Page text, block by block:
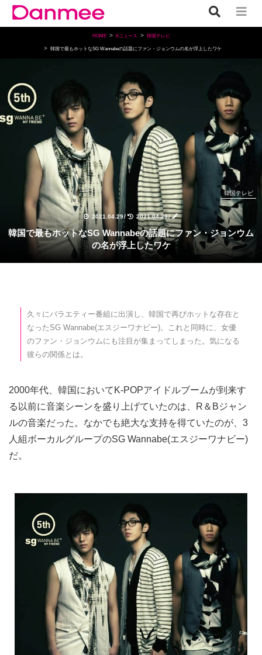
HOME Kニュース 韓国テレビ
韓国で最もホットなSG Wannabeの話題にファン・ジョンウムの名が浮上したワケ
2021.04.29/ 2021.04.29/
韓国テレビ
韓国で最もホットなSG Wannabeの話題にファン・ジョンウム
の名が浮上したワケ
久々にバラエティー番組に出演し、韓国で再びホットな存在と
なったSG Wannabe(エスジーワナビー)。これと同時に、女優
のファン・ジョンウムにも注目が集まってしまった。気になる
彼らの関係とは。
2000年代、韓国においてK-POPアイドルブームが到来す
る以前に音楽シーンを盛り上げていたのは、R＆Bジャン
ルの音楽だった。なかでも絶大な支持を得ていたのが、3
人組ボーカルグループのSG Wannabe(エスジーワナビー)
だ。